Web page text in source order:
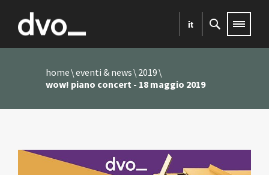
it
home eventi & news 2019
wow! piano concert - 18 maggio 2019